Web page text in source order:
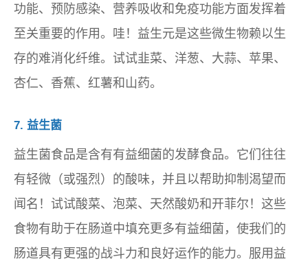
功能、预防感染、营养吸收和免疫功能方面发挥着
至关重要的作用。哇！益生元是这些微生物赖以生
存的难消化纤维。试试韭菜、洋葱、大蒜、苹果、
杏仁、香蕉、红薯和山药。
7. 益生菌
益生菌食品是含有有益细菌的发酵食品。它们往往
有轻微（或强烈）的酸味，并且以帮助抑制渴望而
闻名！试试酸菜、泡菜、天然酸奶和开菲尔！这些
食物有助于在肠道中填充更多有益细菌，使我们的
肠道具有更强的战斗力和良好运作的能力。服用益